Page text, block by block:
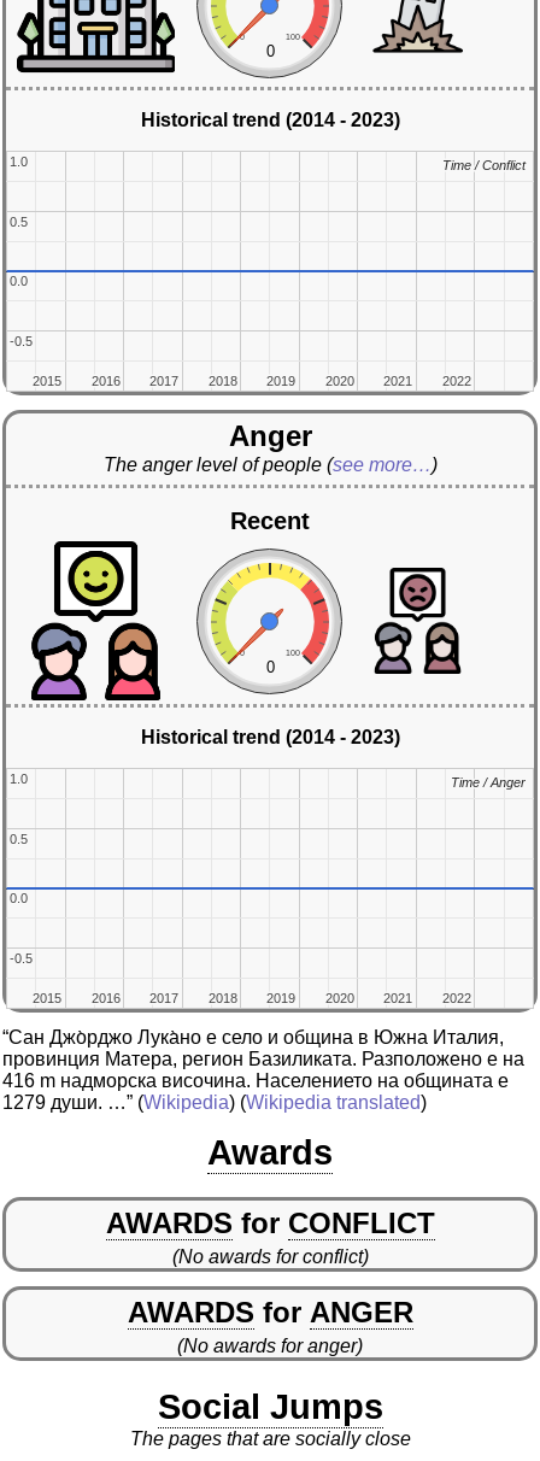
0 100
0
Historical trend (2014 - 2023)
2015
2015 2016
2016 2017
2017 2018
2018 2019
2019 2020
2020 2021
2021 2022
2022
-0.5
-0.5
0.0
0.0
0.5
0.5
1.0
1.0 Time / Conflict
Time / Conflict
Anger
The anger level of people (see more…)
Recent
0 100
0
Historical trend (2014 - 2023)
2015
2015 2016
2016 2017
2017 2018
2018 2019
2019 2020
2020 2021
2021 2022
2022
-0.5
-0.5
0.0
0.0
0.5
0.5
1.0
1.0 Time / Anger
Time / Anger
“Сан Джо̀рджо Лука̀но е село и община в Южна Италия,
провинция Матера, регион Базиликата. Разположено е на
416 m надморска височина. Населението на общината е
1279 души. …” (Wikipedia) (Wikipedia translated)
Awards
AWARDS for CONFLICT
(No awards for conflict)
AWARDS for ANGER
(No awards for anger)
Social Jumps
The pages that are socially close